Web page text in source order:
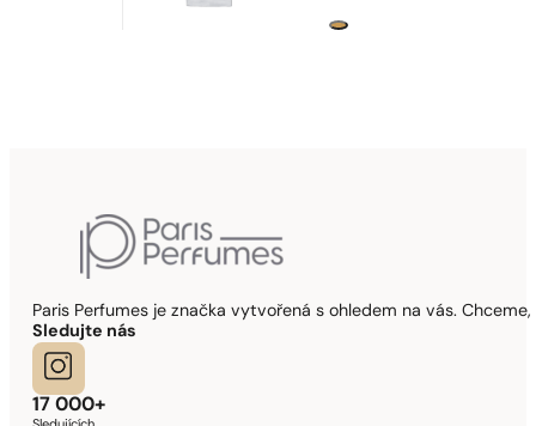
Paris Perfumes je značka vytvořená s ohledem na vás.
Sledujte nás
17 000+